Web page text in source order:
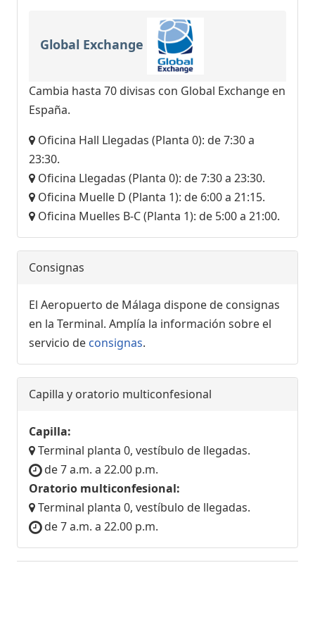
Global Exchange
Cambia hasta 70 divisas con Global Exchange en
España.
Oficina Hall Llegadas (Planta 0): de 7:30 a
23:30.
Oficina Llegadas (Planta 0): de 7:30 a 23:30.
Oficina Muelle D (Planta 1): de 6:00 a 21:15.
Oficina Muelles B-C (Planta 1): de 5:00 a 21:00.
Consignas
El Aeropuerto de Málaga dispone de consignas
en la Terminal. Amplía la información sobre el
servicio de consignas.
Capilla y oratorio multiconfesional
Capilla:
Terminal planta 0, vestíbulo de llegadas.
de 7 a.m. a 22.00 p.m.
Oratorio multiconfesional:
Terminal planta 0, vestíbulo de llegadas.
de 7 a.m. a 22.00 p.m.